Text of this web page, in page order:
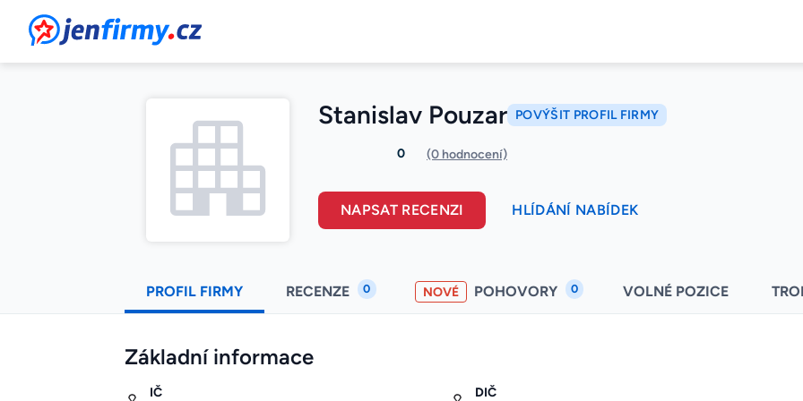
JenFirmy.cz
Stanislav Pouzar POVÝŠIT PROFIL FIRMY
0 (0 hodnocení)
NAPSAT RECENZI HLÍDÁNÍ NABÍDEK
PROFIL FIRMY RECENZE 0 NOVÉ POHOVORY 0 VOLNÉ POZICE
Základní informace
IČ DIČ